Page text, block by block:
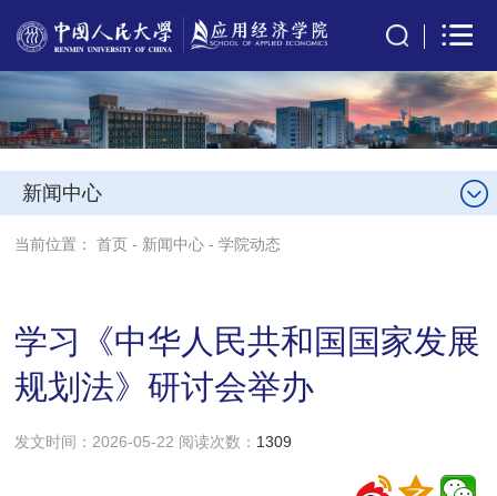
新闻中心
当前位置：首页 - 新闻中心 -学院动态
学习《中华人民共和国国家发展
规划法》研讨会举办
发文时间：2026-05-22 阅读次数： 1309